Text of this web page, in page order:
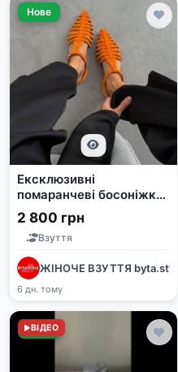
Нове
Ексклюзивні
помаранчеві босоніжки
з натуральної замші
(Україна)
2 800 грн
Взуття
ЖІНОЧЕ ВЗУТТЯ byta.style
6 дн. тому
Нове
ВІДЕО